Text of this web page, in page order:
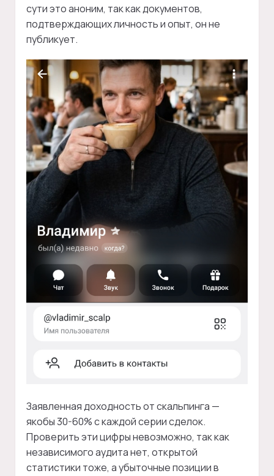
сути это аноним, так как документов,
подтверждающих личность и опыт, он не
публикует.
Заявленная доходность от скальпинга —
якобы 30-60% с каждой серии сделок.
Проверить эти цифры невозможно, так как
независимого аудита нет, открытой
статистики тоже, а убыточные позиции в